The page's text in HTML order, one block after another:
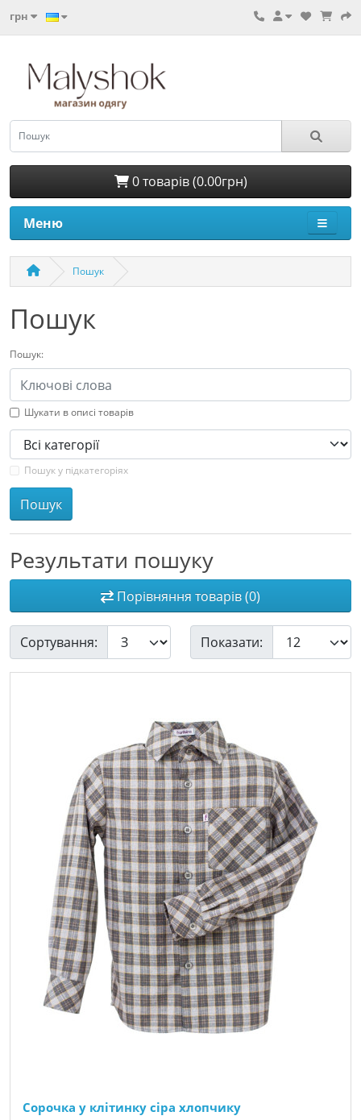
грн
0 товарів (0.00грн)
Меню
Пошук
Пошук
Пошук:
Шукати в описі товарів
Пошук у підкатегоріях
Пошук
Результати пошуку
Порівняння товарів (0)
Сортування: Показати:
Сорочка у клітинку сіра хлопчику